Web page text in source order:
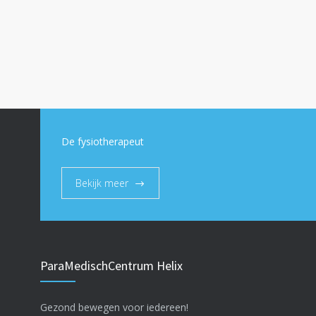
De fysiotherapeut
Bekijk meer
ParaMedischCentrum Helix
Gezond bewegen voor iedereen!